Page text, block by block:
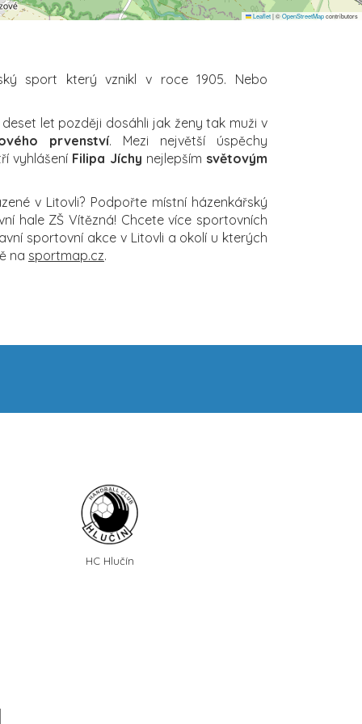
Leaflet|©OpenStreetMapcontributors
sport který vznikl v roce 1905. Nebo
let později dosáhli jak ženy tak muži v
prvenství. Mezi největší úspěchy
vyhlášení Filipa Jíchy nejlepším světovým
v Litovli? Podpořte místní házenkářský
hale ZŠ Vítězná! Chcete více sportovních
sportovní akce v Litovli a okolí u kterých
na sportmap.cz.
HC Hlučín